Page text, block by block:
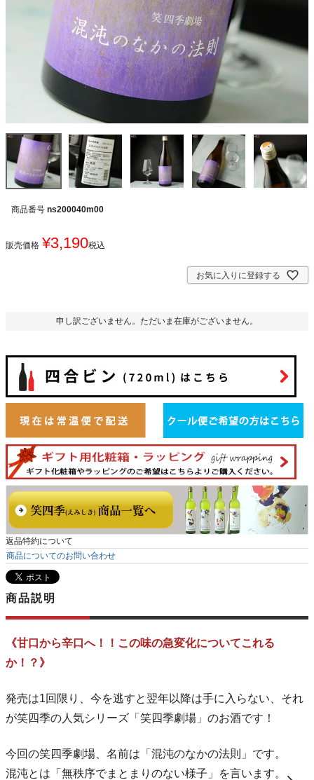
商品番号 ns200040m00
販売価格 ¥3,190税込
お気に入りに登録する
申し訳ございません。ただいま在庫がございません。
返品特約について
商品についてのお問い合わせ
商品説明
《甘口から辛口へ！！この味の急変化についてこれる
か！？》
発売は1回限り、今を逃すと翌年以降は手に入らない、それ
が笑四季の人気シリーズ「笑四季劇場」のお酒です！
今回の笑四季劇場、名前は「混沌のなかの法則」です。
混沌とは「無秩序でまとまりのない様子」を言います。